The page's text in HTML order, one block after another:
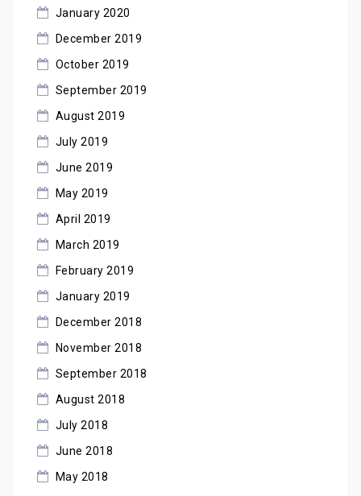
January 2020
December 2019
October 2019
September 2019
August 2019
July 2019
June 2019
May 2019
April 2019
March 2019
February 2019
January 2019
December 2018
November 2018
September 2018
August 2018
July 2018
June 2018
May 2018